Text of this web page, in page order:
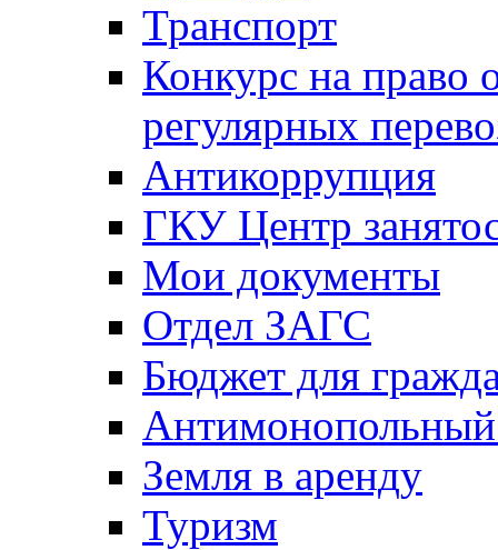
Транспорт
Конкурс на право
регулярных
Антикоррупция
ГКУ Центр
Мои документы
Отдел ЗАГС
Бюджет для
Антимонопольный
Земля в аренду
Туризм